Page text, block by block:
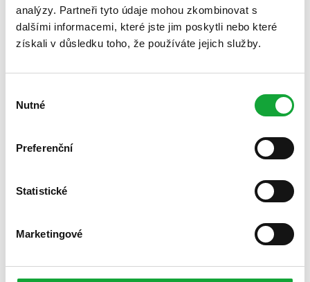
analýzy. Partneři tyto údaje mohou zkombinovat s
dalšími informacemi, které jste jim poskytli nebo které
získali v důsledku toho, že používáte jejich služby.
souhlasu
Nutné
Preferenční
Statistické
Marketingové